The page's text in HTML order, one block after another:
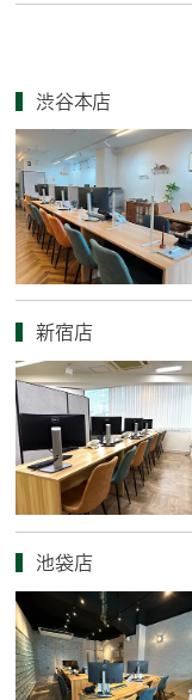
渋谷本店
新宿店
池袋店